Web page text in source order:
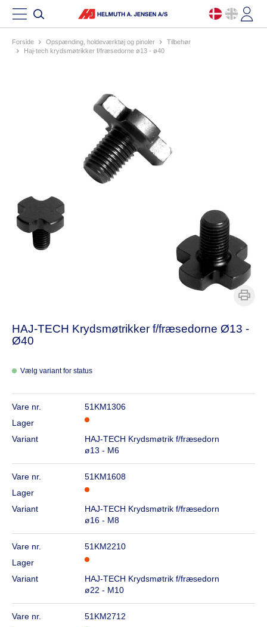
Forside opspænding, holdeværktøj og pinoler
tilbehør
haj-tech krydsmøtrikker f/fræsedorne ø13 - ø40
HAJ-TECH Krydsmøtrikker f/fræsedorne Ø13 -
Ø40
Vælg variant for status
Vare nr.
51KM1306
Lager
Variant
HAJ-TECH Krydsmøtrik f/fræsedorn
ø13 - M6
Vare nr.
51KM1608
Lager
Variant
HAJ-TECH Krydsmøtrik f/fræsedorn
ø16 - M8
Vare nr.
51KM2210
Lager
Variant
HAJ-TECH Krydsmøtrik f/fræsedorn
ø22 - M10
Vare nr.
51KM2712